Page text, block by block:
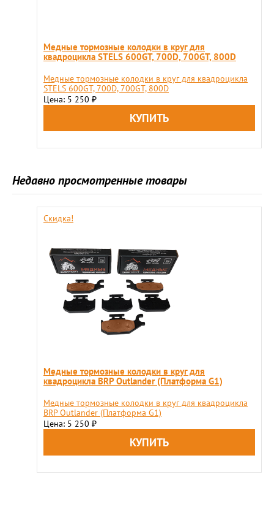
Медные тормозные колодки в круг для
квадроцикла STELS 600GT, 700D, 700GT, 800D
Медные тормозные колодки в круг для квадроцикла
STELS 600GT, 700D, 700GT, 800D
Цена: 5 250 ₽
Недавно просмотренные товары
Скидка!
Медные тормозные колодки в круг для
квадроцикла BRP Outlander (Платформа G1)
Медные тормозные колодки в круг для квадроцикла
BRP Outlander (Платформа G1)
Цена: 5 250 ₽